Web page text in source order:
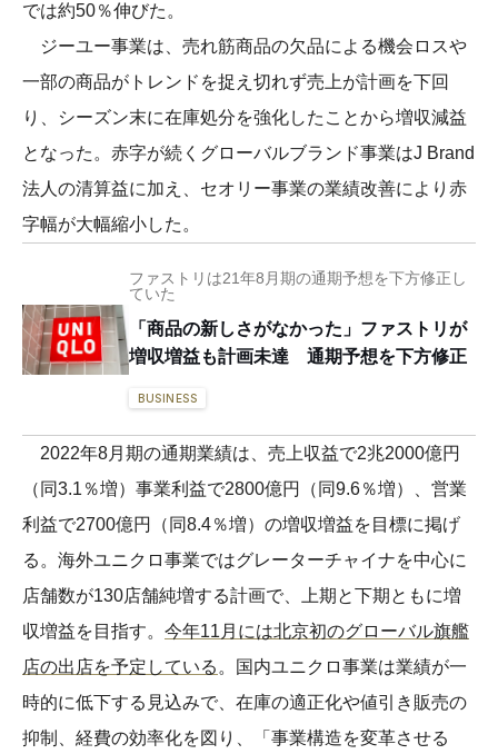
では約50％伸びた。
ジーユー事業は、売れ筋商品の欠品による機会ロスや
一部の商品がトレンドを捉え切れず売上が計画を下回
り、シーズン末に在庫処分を強化したことから増収減益
となった。赤字が続くグローバルブランド事業はJ Brand
法人の清算益に加え、セオリー事業の業績改善により赤
字幅が大幅縮小した。
ファストリは21年8月期の通期予想を下方修正し
ていた
「商品の新しさがなかった」ファストリが
増収増益も計画未達 通期予想を下方修正
BUSINESS
2022年8月期の通期業績は、売上収益で2兆2000億円
（同3.1％増）事業利益で2800億円（同9.6％増）、営業
利益で2700億円（同8.4％増）の増収増益を目標に掲げ
る。海外ユニクロ事業ではグレーターチャイナを中心に
店舗数が130店舗純増する計画で、上期と下期ともに増
収増益を目指す。 今年11月には北京初のグローバル旗艦
店の出店を予定している。国内ユニクロ事業は業績が一
時的に低下する見込みで、在庫の適正化や値引き販売の
抑制、経費の効率化を図り、「事業構造を変革させる